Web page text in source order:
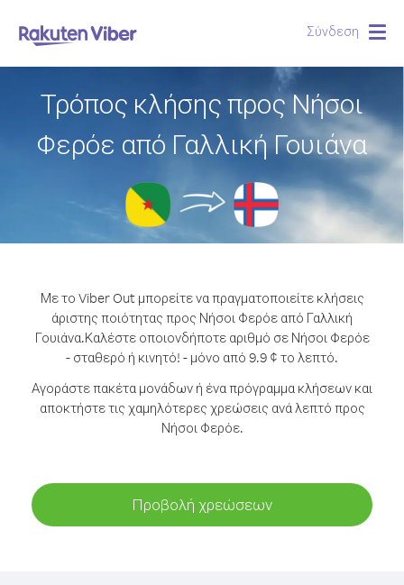
Σύνδεση
Τρόπος κλήσης προς Νήσοι
Φερόε από Γαλλική Γουιάνα
Με το Viber Out μπορείτε να πραγματοποιείτε κλήσεις
άριστης ποιότητας προς Νήσοι Φερόε από Γαλλική
Γουιάνα.Καλέστε οποιονδήποτε αριθμό σε Νήσοι Φερόε
- σταθερό ή κινητό! - μόνο από 9.9 ¢ το λεπτό.
Αγοράστε πακέτα μονάδων ή ένα πρόγραμμα κλήσεων και
αποκτήστε τις χαμηλότερες χρεώσεις ανά λεπτό προς
Νήσοι Φερόε.
Προβολή χρεώσεων